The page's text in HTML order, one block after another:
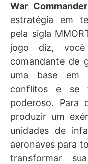
War Commander
estratégia em
pela sigla
jogo diz,
comandante de
uma base em
conflitos e se
poderoso. Para
produzir um
unidades de
aeronaves para
transformar